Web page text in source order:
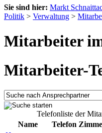
Sie sind hier: Markt
Politik > Verwaltung >
Mitarbeiter
Mitarbeiter-
Telefonliste der
Name
Telefon